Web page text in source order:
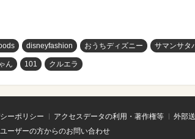
disneyfashion おうちディズニー サマンサタ
ん 101 クルエラ
ーポリシー アクセスデータの利用・著作権等 外部
ーザーの方からのお問い合わせ